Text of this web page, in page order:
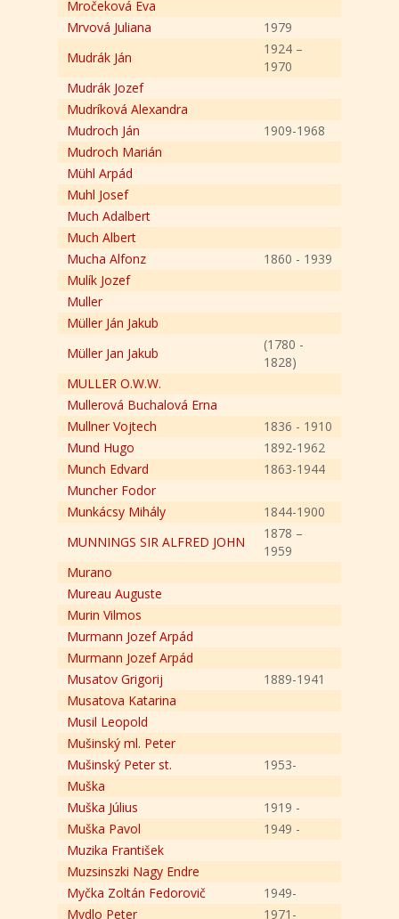
Mročeková Eva
Mrvová Juliana
1979
Mudrák Ján
1924 –
1970
Mudrák Jozef
Mudríková Alexandra
Mudroch Ján
1909-1968
Mudroch Marián
Mühl Arpád
Muhl Josef
Much Adalbert
Much Albert
Mucha Alfonz
1860 - 1939
Mulík Jozef
Muller
Müller Ján Jakub
Müller Jan Jakub
(1780 -
1828)
MULLER O.W.W.
Mullerová Buchalová Erna
Mullner Vojtech
1836 - 1910
Mund Hugo
1892-1962
Munch Edvard
1863-1944
Muncher Fodor
Munkácsy Mihály
1844-1900
MUNNINGS SIR ALFRED JOHN
1878 –
1959
Murano
Mureau Auguste
Murin Vilmos
Murmann Jozef Arpád
Murmann Jozef Arpád
Musatov Grigorij
1889-1941
Musatova Katarina
Musil Leopold
Mušinský ml. Peter
Mušinský Peter st.
1953-
Muška
Muška Július
1919 -
Muška Pavol
1949 -
Muzika František
Muzsinszki Nagy Endre
Myčka Zoltán Fedorovič
1949-
Mydlo Peter
1971-